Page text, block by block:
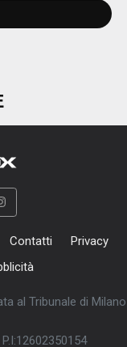
Contatti
Privacy
al Tribunale di Milano